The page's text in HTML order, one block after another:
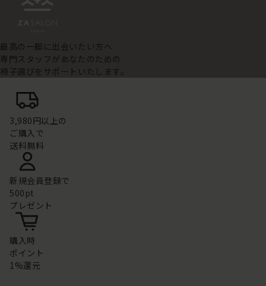
最高の一脚に出会いたい方へ
専門スタッフがあなたのための
椅子選びをサポートいたします。
3,980円以上の
ご購入で
送料無料
新規会員登録で
500pt
プレゼント
購入時
ポイント
1%還元